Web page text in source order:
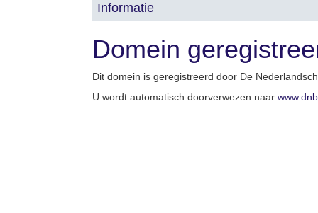
Informatie
Domein
Dit domein is geregistreerd door De
U wordt automatisch doorverwezen naar